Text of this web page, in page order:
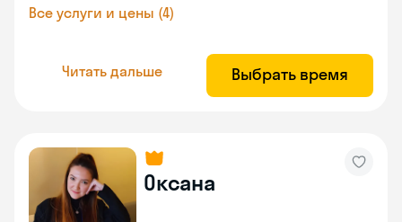
Все услуги и цены (4)
Читать дальше Выбрать время
Оксана